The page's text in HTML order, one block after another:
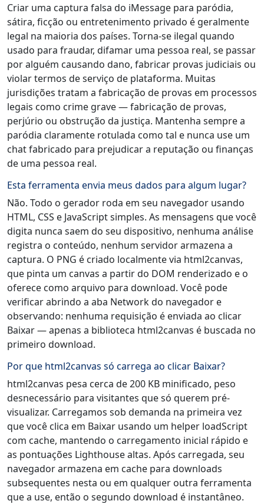
Criar uma captura falsa do iMessage para paródia,
sátira, ficção ou entretenimento privado é geralmente
legal na maioria dos países. Torna-se ilegal quando
usado para fraudar, difamar uma pessoa real, se passar
por alguém causando dano, fabricar provas judiciais ou
violar termos de serviço de plataforma. Muitas
jurisdições tratam a fabricação de provas em processos
legais como crime grave — fabricação de provas,
perjúrio ou obstrução da justiça. Mantenha sempre a
paródia claramente rotulada como tal e nunca use um
chat fabricado para prejudicar a reputação ou finanças
de uma pessoa real.
Esta ferramenta envia meus dados para algum lugar?
Não. Todo o gerador roda em seu navegador usando
HTML, CSS e JavaScript simples. As mensagens que você
digita nunca saem do seu dispositivo, nenhuma análise
registra o conteúdo, nenhum servidor armazena a
captura. O PNG é criado localmente via html2canvas,
que pinta um canvas a partir do DOM renderizado e o
oferece como arquivo para download. Você pode
verificar abrindo a aba Network do navegador e
observando: nenhuma requisição é enviada ao clicar
Baixar — apenas a biblioteca html2canvas é buscada no
primeiro download.
Por que html2canvas só carrega ao clicar Baixar?
html2canvas pesa cerca de 200 KB minificado, peso
desnecessário para visitantes que só querem pré-
visualizar. Carregamos sob demanda na primeira vez
que você clica em Baixar usando um helper loadScript
com cache, mantendo o carregamento inicial rápido e
as pontuações Lighthouse altas. Após carregada, seu
navegador armazena em cache para downloads
subsequentes nesta ou em qualquer outra ferramenta
que a use, então o segundo download é instantâneo.